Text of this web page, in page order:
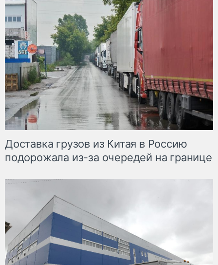
Доставка грузов из Китая в Россию
подорожала из-за очередей на границе